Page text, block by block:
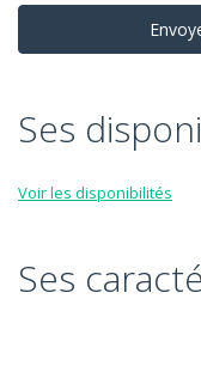
Ses
Voir les disponibilités
Ses